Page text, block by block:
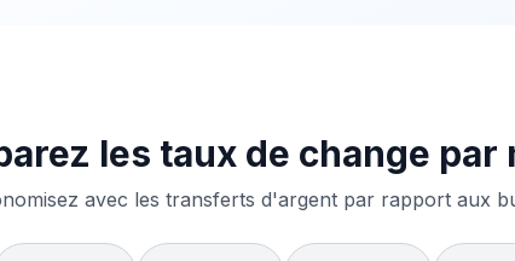
les taux de change par
avec les transferts d'argent par rapport aux